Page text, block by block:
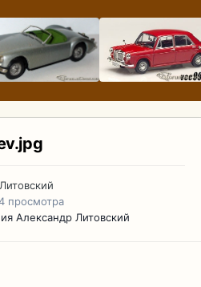
просмотра
Александр Литовский